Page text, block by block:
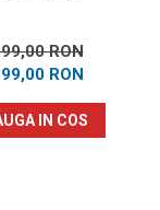
RON
RON
IN COS